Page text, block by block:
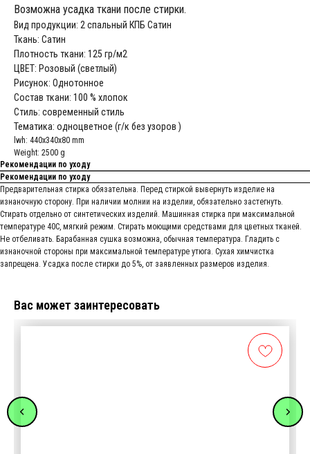
Возможна усадка ткани после стирки.
Вид продукции: 2 спальный КПБ Сатин
Ткань: Сатин
Плотность ткани: 125 гр/м2
ЦВЕТ: Розовый (светлый)
Рисунок: Однотонное
Состав ткани: 100 % хлопок
Стиль: современный стиль
Тематика: одноцветное (г/к без узоров )
lwh: 440x340x80 mm
Weight: 2500 g
Рекомендации по уходу
Рекомендации по уходу
Предварительная стирка обязательна. Перед стиркой вывернуть изделие на
изнаночную сторону. При наличии молнии на изделии, обязательно застегнуть.
Стирать отдельно от синтетических изделий. Машинная стирка при максимальной
температуре 40С, мягкий режим. Стирать моющими средствами для цветных тканей.
Не отбеливать. Барабанная сушка возможна, обычная температура. Гладить с
изнаночной стороны при максимальной температуре утюга. Сухая химчистка
запрещена. Усадка после стирки до 5%, от заявленных размеров изделия.
Вас может заинтересовать